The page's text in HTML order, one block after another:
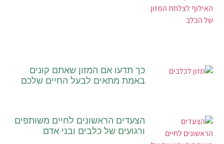
כך תדעו אם המזון שאתם קונים
באמת מתאים לבעל החיים שלכם
הצעדים הראשונים לחיים משותפים
ורגועים של כלבים ובני אדם